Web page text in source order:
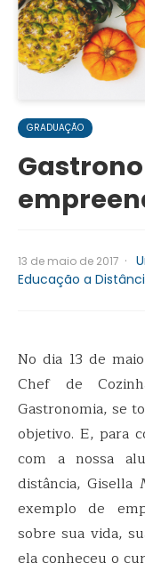
GRADUAÇÃO
13 de maio de 2017 ·
Educação a
No dia 13 de
Chef de
Gastronomia, se
objetivo. E, para
com a nossa
distância, Gisella
exemplo de
sobre sua vida,
ela conheceu o